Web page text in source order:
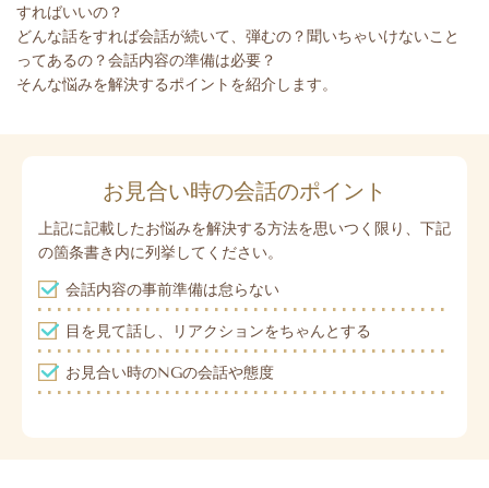
すればいいの？
どんな話をすれば会話が続いて、弾むの？聞いちゃいけないこと
ってあるの？会話内容の準備は必要？
そんな悩みを解決するポイントを紹介します。
お見合い時の会話のポイント
上記に記載したお悩みを解決する方法を思いつく限り、下記
の箇条書き内に列挙してください。
会話内容の事前準備は怠らない
目を見て話し、リアクションをちゃんとする
お見合い時のNGの会話や態度